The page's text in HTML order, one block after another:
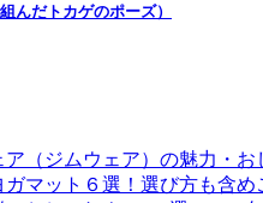
んだトカゲのポーズ）
ア（ジムウェア）の魅力・
マット６選！選び方も含め